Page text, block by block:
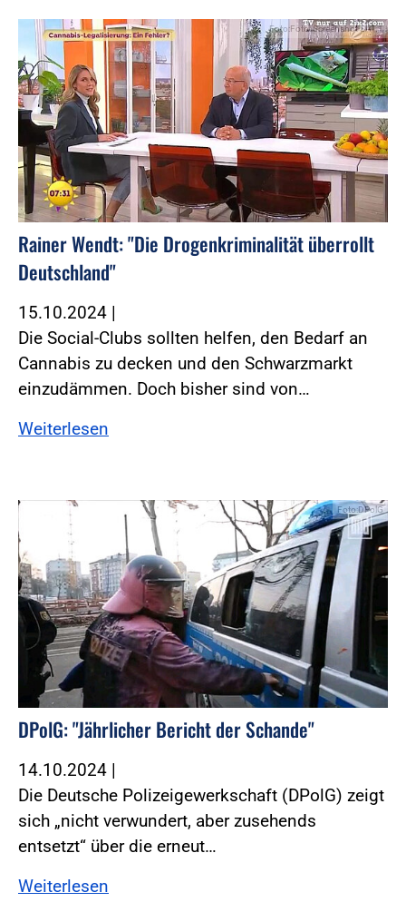
Foto:Foto: Screenshot SAT.1
Rainer Wendt: "Die Drogenkriminalität überrollt
Deutschland"
15.10.2024 |
Die Social-Clubs sollten helfen, den Bedarf an
Cannabis zu decken und den Schwarzmarkt
einzudämmen. Doch bisher sind von…
Weiterlesen
Foto:DPolG
DPolG: "Jährlicher Bericht der Schande"
14.10.2024 |
Die Deutsche Polizeigewerkschaft (DPolG) zeigt
sich „nicht verwundert, aber zusehends
entsetzt“ über die erneut…
Weiterlesen